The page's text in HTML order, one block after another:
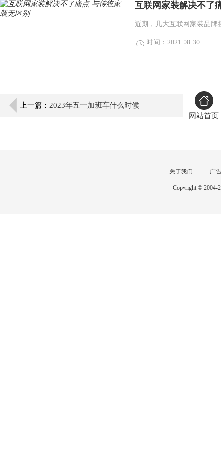
互联网家装解决不了
近期，几大互联网家装品牌
时间：2021-08-30
上一篇： 2023年五一加班车什么时候
网站首页
关于我们 广
Copyright © 2004-